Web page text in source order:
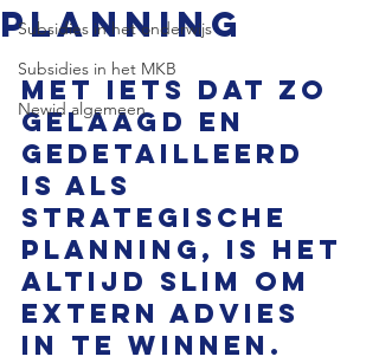
Subsidies in het onderwijs
Subsidies in het MKB
Newid algemeen
planning
Met iets dat zo
gelaagd en
gedetailleerd
is als
strategische
planning, is het
altijd slim om
extern advies
in te winnen.